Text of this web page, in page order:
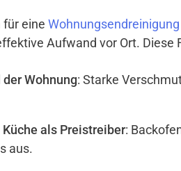
für eine
Aufwand vor Ort. Diese
Wohnung: Starke
Küche als Preistreiber:
aus.